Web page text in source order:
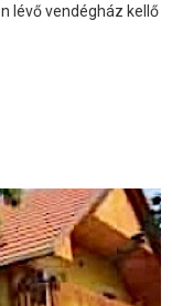
lévő vendégház kellő